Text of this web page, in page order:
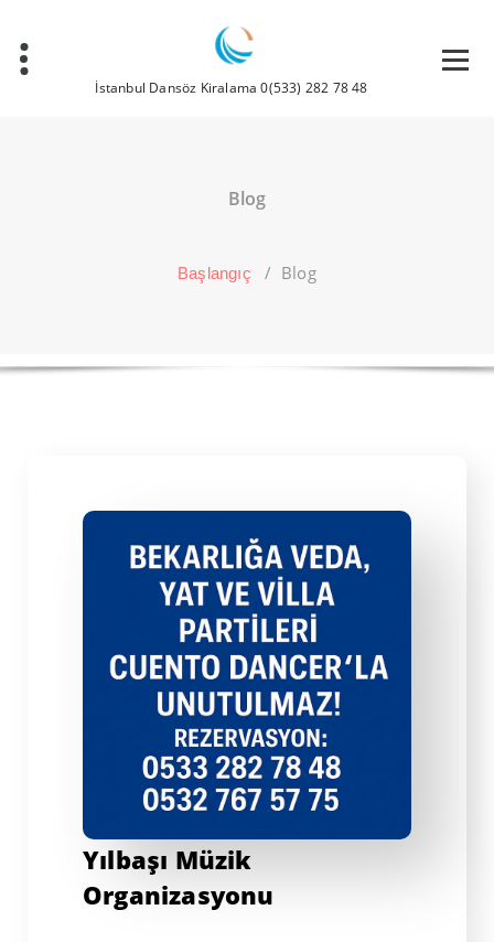
İstanbul Dansöz Kiralama 0(533) 282 78 48
Blog
Başlangıç / Blog
Yılbaşı Müzik
Organizasyonu